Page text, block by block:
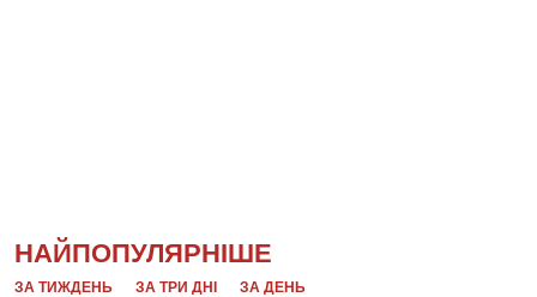
НАЙПОПУЛЯРНІШЕ
ЗА ТИЖДЕНЬ ЗА ТРИ ДНІ ЗА ДЕНЬ